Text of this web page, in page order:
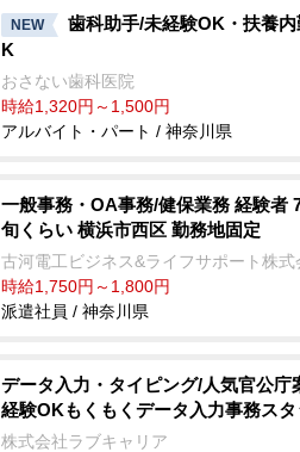
NEW
歯科助手/未経験OK・扶養
K
おさない歯科医院
時給1,320円～1,500円
アルバイト・パート / 神奈川県
一般事務・OA事務/健保業務 経験者
旬くらい 横浜市西区 勤務地固定
古河電工ビジネス&ライフサポート株式
時給1,750円～1,800円
派遣社員 / 神奈川県
データ入力・タイピング/人気官公庁
経験OKもくもくデータ入力事務ス
株式会社ラブキャリア